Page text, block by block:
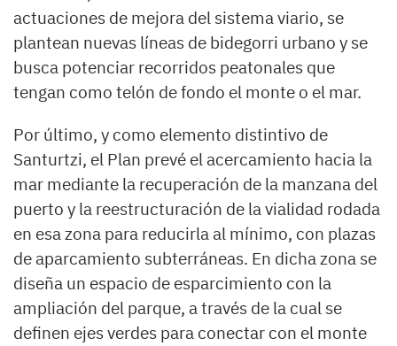
actuaciones de mejora del sistema viario, se
plantean nuevas líneas de bidegorri urbano y se
busca potenciar recorridos peatonales que
tengan como telón de fondo el monte o el mar.
Por último, y como elemento distintivo de
Santurtzi, el Plan prevé el acercamiento hacia la
mar mediante la recuperación de la manzana del
puerto y la reestructuración de la vialidad rodada
en esa zona para reducirla al mínimo, con plazas
de aparcamiento subterráneas. En dicha zona se
diseña un espacio de esparcimiento con la
ampliación del parque, a través de la cual se
definen ejes verdes para conectar con el monte